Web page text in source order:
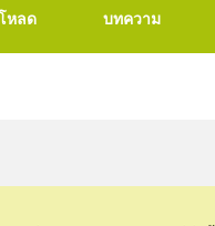
หลด บทความ